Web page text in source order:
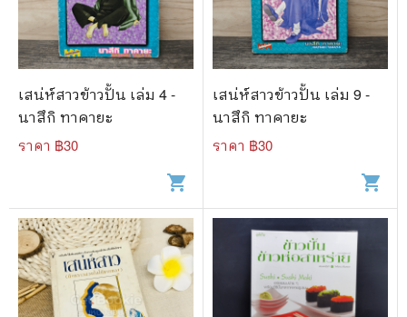
เสน่ห์สาวข้าวปั้น เล่ม 4 -
นาสึกิ ทาคายะ
ราคา ฿30
shopping_cart
เสน่ห์สาวข้าวปั้น เล่ม 9 -
นาสึกิ ทาคายะ
ราคา ฿30
shopping_cart